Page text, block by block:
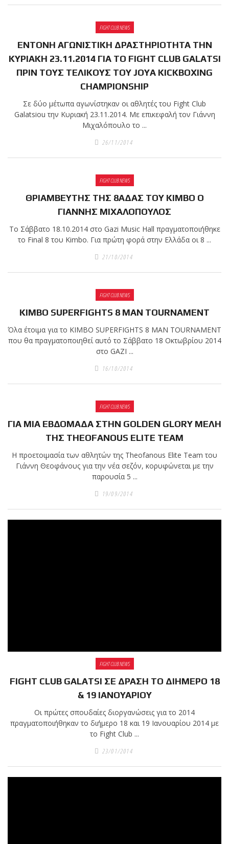
Οι αθλητές
του Fight
Club Galatsi
ολοκλήρωσαν με επιτυχία
τις καλοκαιρινές
εξετάσεις έγχρωμων
Με μεγάλη
επιτυχία
Brazilian Jiu-Jitsu με τον
Grand Master Reyson
Gracie στο Fight Club
Galatsi!
Βραζιλιάνος προπονητής
Reyson Gracie Red Belt 9th
Degree, σε σεμινάριο BJJ
για λίγους, στο Fight Club
FIGHT CLUB NEWS
ΕΝΤΟΝΗ ΑΓΩΝΙΣΤΙΚΗ ΔΡΑΣΤΗΡΙΟΤΗΤΑ ΤΗΝ
ΚΥΡΙΑΚΗ 23.11.2014 ΓΙΑ ΤΟ FIGHT CLUB GALATSI
ΠΡΙΝ ΤΟΥΣ ΤΕΛΙΚΟΥΣ ΤΟΥ JOYA KICKBOXING
CHAMPIONSHIP
Σε δύο μέτωπα αγωνίστηκαν οι αθλητές του Fight Club
Galatsiou την Κυριακή 23.11.2014. Με επικεφαλή τον Γιάννη
Μιχαλόπουλο το ...
26/11/2014
FIGHT CLUB NEWS
ΘΡΙΑΜΒΕΥΤΗΣ ΤΗΣ 8ΑΔΑΣ ΤΟΥ KIMBO Ο
ΓΙΑΝΝΗΣ ΜΙΧΑΛΟΠΟΥΛΟΣ
Το Σάββατο 18.10.2014 στο Gazi Music Hall πραγματοποιήθηκε
το Final 8 του Kimbo. Για πρώτη φορά στην Ελλάδα οι 8 ...
21/10/2014
FIGHT CLUB NEWS
KIMBO SUPERFIGHTS 8 MAN TOURNAMENT
Όλα έτοιμα για το KIMBO SUPERFIGHTS 8 MAN TOURNAMENT
που θα πραγματοποιηθεί αυτό το Σάββατο 18 Οκτωβρίου 2014
στο GAZI ...
16/10/2014
FIGHT CLUB NEWS
ΓΙΑ ΜΙΑ ΕΒΔΟΜΑΔΑ ΣΤΗΝ GOLDEN GLORY ΜΕΛΗ
ΤΗΣ THEOFANOUS ELITE TEAM
Η προετοιμασία των αθλητών της Theofanous Elite Team του
Γιάννη Θεοφάνους για την νέα σεζόν, κορυφώνεται με την
παρουσία 5 ...
19/09/2014
FIGHT CLUB NEWS
FIGHT CLUB GALATSI ΣΕ ΔΡΑΣΗ ΤΟ ΔΙΗΜΕΡΟ 18
& 19 ΙΑΝΟΥΑΡΙΟΥ
Οι πρώτες σπουδαίες διοργανώσεις για το 2014
πραγματοποιήθηκαν το διήμερο 18 και 19 Ιανουαρίου 2014 με
το Fight Club ...
23/01/2014